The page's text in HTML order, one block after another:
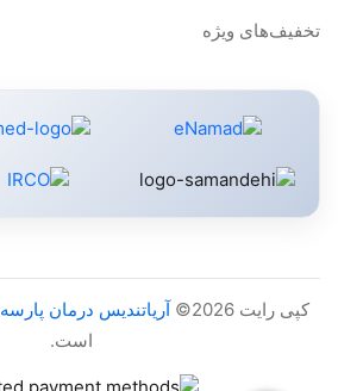
تخفیف‌های ویژه
کپی رایت 2026© آریاتندیس درمان پارسه
است.